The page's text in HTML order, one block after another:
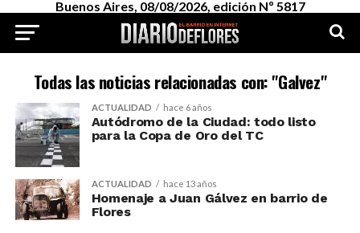
Buenos Aires, 08/08/2026, edición Nº 5817
Todas las noticias relacionadas con: "Galvez"
ACTUALIDAD hace 6 años
Autódromo de la Ciudad: todo listo
para la Copa de Oro del TC
ACTUALIDAD hace 13 años
Homenaje a Juan Gálvez en barrio de
Flores